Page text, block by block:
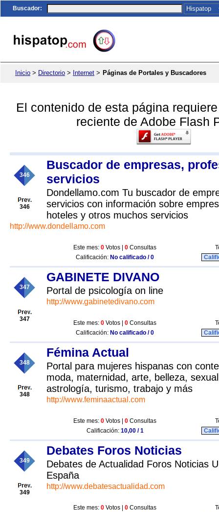
Buscador:
Inicio > Directorio > Internet > Páginas de Portales y Buscadores
El contenido de esta página
reciente de Adobe Flash
346
346
Buscador de empresas,
servicios
Dondellamo.com Tu buscador de
servicios con información sobre
hoteles y otros muchos servicios
http://www.dondellamo.com
Este mes: 0 Votos | 0 Consultas
Calificación: No calificado / 0
347
347
GABINETE DIVANO
Portal de psicología on line
http://www.gabinetedivano.com
Este mes: 0 Votos | 0 Consultas
Calificación: No calificado / 0
348
348
Fémina Actual
Portal para mujeres hispanas con
moda, maternidad, arte, belleza,
astrología, turismo, trabajo y más
http://www.feminaactual.com
Este mes: 0 Votos | 0 Consultas
Calificación: 10,00 / 1
349
349
Debates Foros Noticias
Debates de Actualidad Foros Noticias
España
http://www.debatesactualidad.com
Este mes: 0 Votos | 0 Consultas